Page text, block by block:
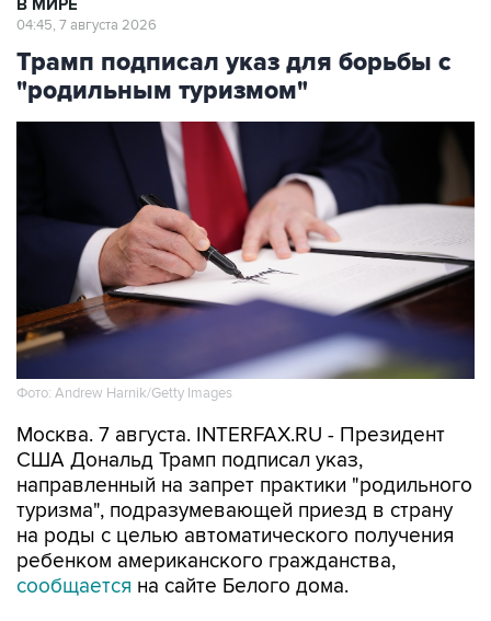
Трамп подписал указ для борьбы с
"родильным туризмом"
Фото: Andrew Harnik/Getty Images
Москва. 7 августа. INTERFAX.RU - Президент
направленный на запрет практики "родильного
туризма", подразумевающей приезд в страну
на роды с целью автоматического получения
ребенком американского гражданства,
сообщаетсяна сайте Белого дома.
"Сейчас люди строят вокруг этого бизнес,